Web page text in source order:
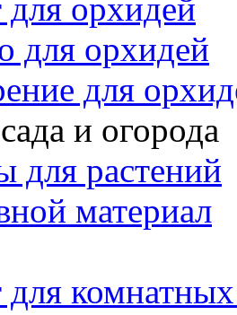
для орхидей
для орхидей
для
и огорода
для растений
материал
для